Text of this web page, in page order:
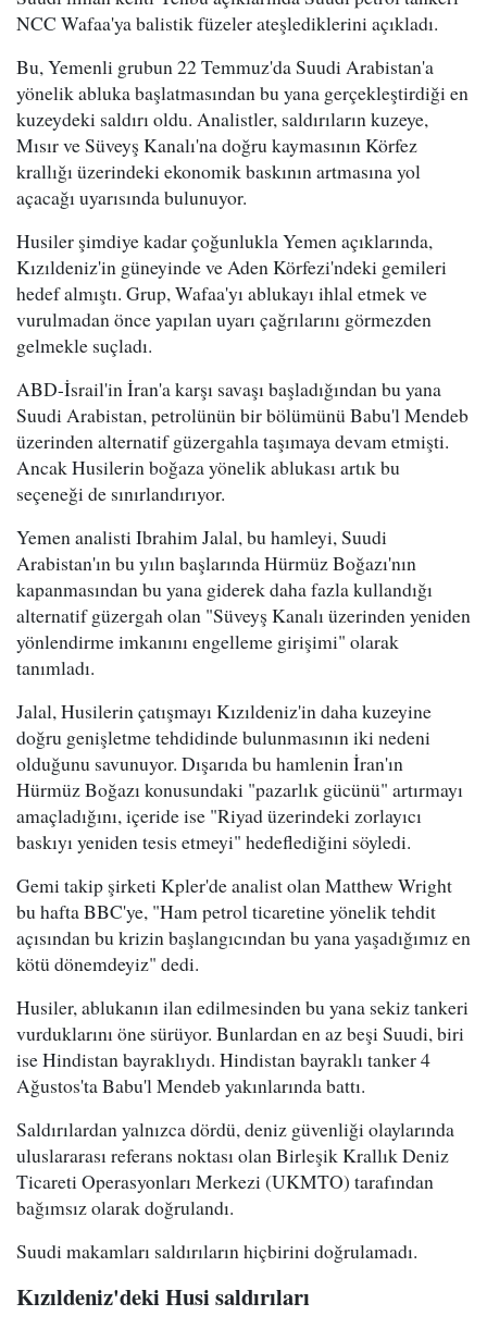
NCC Wafaa'ya balistik füzeler ateşlediklerini açıkladı.
Bu, Yemenli grubun 22 Temmuz'da Suudi Arabistan'a
yönelik abluka başlatmasından bu yana gerçekleştirdiği en
kuzeydeki saldırı oldu. Analistler, saldırıların kuzeye,
Mısır ve Süveyş Kanalı'na doğru kaymasının Körfez
krallığı üzerindeki ekonomik baskının artmasına yol
açacağı uyarısında bulunuyor.
Husiler şimdiye kadar çoğunlukla Yemen açıklarında,
Kızıldeniz'in güneyinde ve Aden Körfezi'ndeki gemileri
hedef almıştı. Grup, Wafaa'yı ablukayı ihlal etmek ve
vurulmadan önce yapılan uyarı çağrılarını görmezden
gelmekle suçladı.
ABD-İsrail'in İran'a karşı savaşı başladığından bu yana
Suudi Arabistan, petrolünün bir bölümünü Babu'l Mendeb
üzerinden alternatif güzergahla taşımaya devam etmişti.
Ancak Husilerin boğaza yönelik ablukası artık bu
seçeneği de sınırlandırıyor.
Yemen analisti Ibrahim Jalal, bu hamleyi, Suudi
Arabistan'ın bu yılın başlarında Hürmüz Boğazı'nın
kapanmasından bu yana giderek daha fazla kullandığı
alternatif güzergah olan "Süveyş Kanalı üzerinden yeniden
yönlendirme imkanını engelleme girişimi" olarak
tanımladı.
Jalal, Husilerin çatışmayı Kızıldeniz'in daha kuzeyine
doğru genişletme tehdidinde bulunmasının iki nedeni
olduğunu savunuyor. Dışarıda bu hamlenin İran'ın
Hürmüz Boğazı konusundaki "pazarlık gücünü" artırmayı
amaçladığını, içeride ise "Riyad üzerindeki zorlayıcı
baskıyı yeniden tesis etmeyi" hedeflediğini söyledi.
Gemi takip şirketi Kpler'de analist olan Matthew Wright
bu hafta BBC'ye, "Ham petrol ticaretine yönelik tehdit
açısından bu krizin başlangıcından bu yana yaşadığımız en
kötü dönemdeyiz" dedi.
Husiler, ablukanın ilan edilmesinden bu yana sekiz tankeri
vurduklarını öne sürüyor. Bunlardan en az beşi Suudi, biri
ise Hindistan bayraklıydı. Hindistan bayraklı tanker 4
Ağustos'ta Babu'l Mendeb yakınlarında battı.
Saldırılardan yalnızca dördü, deniz güvenliği olaylarında
uluslararası referans noktası olan Birleşik Krallık Deniz
Ticareti Operasyonları Merkezi (UKMTO) tarafından
bağımsız olarak doğrulandı.
Suudi makamları saldırıların hiçbirini doğrulamadı.
Kızıldeniz'deki Husi saldırıları